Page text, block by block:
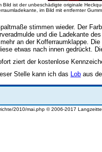
Bild ist der unbeschädigte originale
im Bild mit entfernter
stimmen wieder. Der
und die Ladekante
an der Kofferraumklappe.
etwas nach innen gedrückt.
ziert der kostenlose
Stelle kann ich das Lob aus
2010/mai.php © 2006-2017